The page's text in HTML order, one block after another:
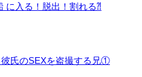
に入る！脱出！割れる⁈
氏のSEXを盗撮する兄①